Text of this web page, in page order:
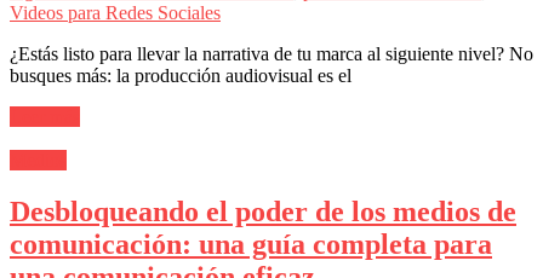
SEM,
Free
Press,
RRPP,
Spots,
Comerciales,
Periodismo,
Revistas,
Magazines
,
ATL,
BTL,
Videos para Redes Sociales
¿Estás listo para llevar la narrativa de tu marca al siguiente nivel? No
busques más: la producción audiovisual es el
Desbloqueando el poder de los medios de
comunicación: una guía completa para